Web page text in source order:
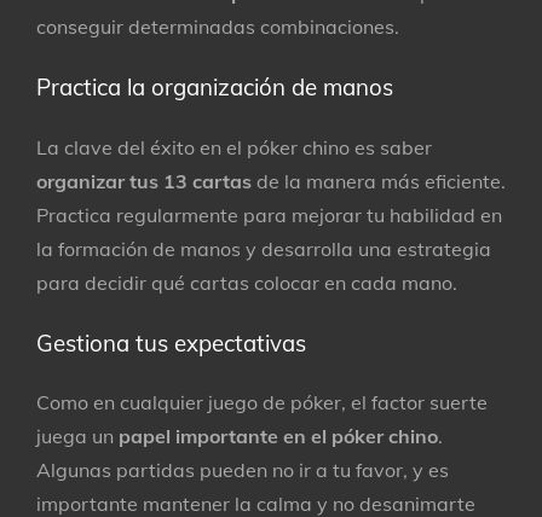
conseguir determinadas combinaciones.
Practica la organización de manos
La clave del éxito en el póker chino es saber
organizar tus 13 cartas de la manera más eficiente.
Practica regularmente para mejorar tu habilidad en
la formación de manos y desarrolla una estrategia
para decidir qué cartas colocar en cada mano.
Gestiona tus expectativas
Como en cualquier juego de póker, el factor suerte
juega un papel importante en el póker chino.
Algunas partidas pueden no ir a tu favor, y es
importante mantener la calma y no desanimarte